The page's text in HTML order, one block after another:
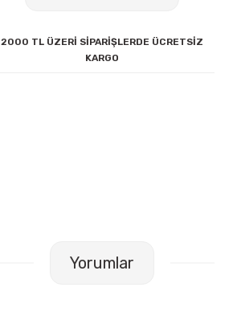
2000 TL ÜZERİ SİPARİŞLERDE ÜCRETSİZ
KARGO
Yorumlar